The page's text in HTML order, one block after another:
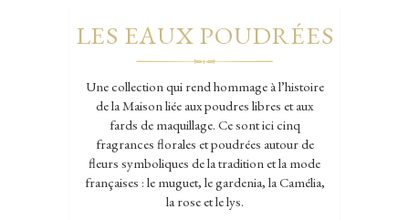
LES EAUX POUDRÉES
Une collection qui rend hommage à l’histoire
de la Maison liée aux poudres libres et aux
fards de maquillage. Ce sont ici cinq
fragrances florales et poudrées autour de
fleurs symboliques de la tradition et la mode
françaises : le muguet, le gardenia, la Camélia,
la rose et le lys.